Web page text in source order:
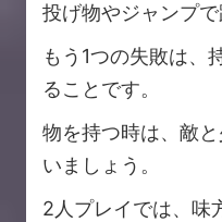
投げ物やジャンプで
もう1つの失敗は、
ることです。
物を持つ時は、敵
いましょう。
2人プレイでは、味